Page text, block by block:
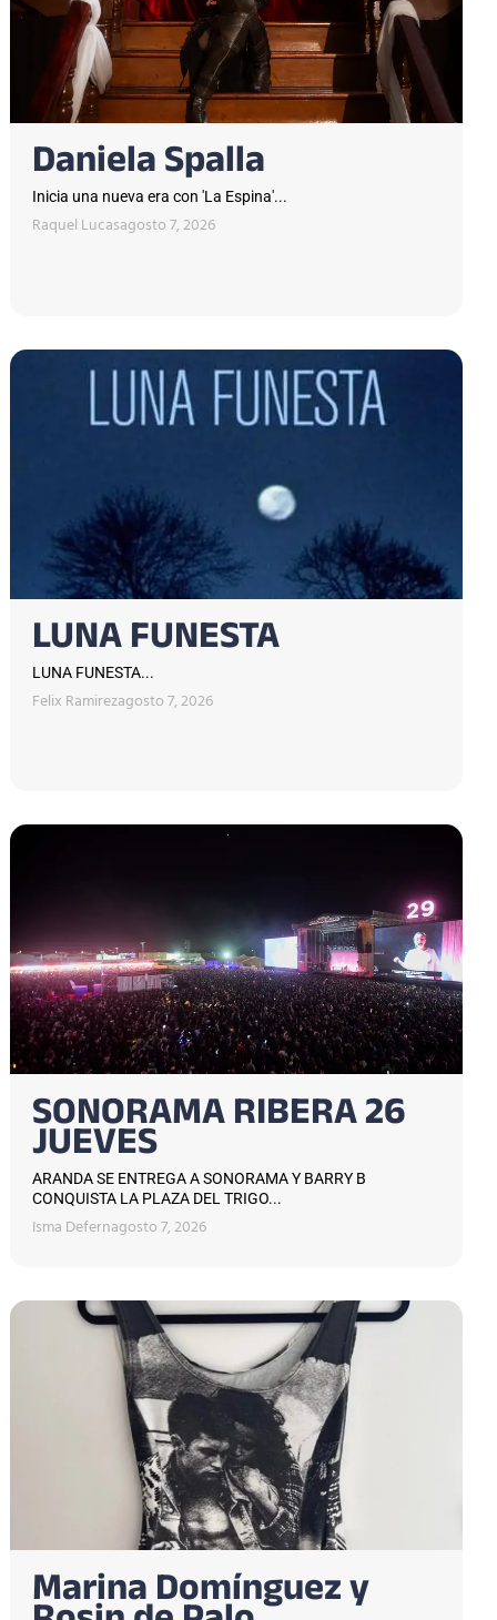
Daniela Spalla
Inicia una nueva era con 'La Espina'...
Raquel Lucasagosto 7, 2026
LUNA FUNESTA
LUNA FUNESTA...
Felix Ramirezagosto 7, 2026
SONORAMA RIBERA 26
JUEVES
ARANDA SE ENTREGA A SONORAMA Y BARRY B
CONQUISTA LA PLAZA DEL TRIGO...
Isma Defernagosto 7, 2026
Marina Domínguez y